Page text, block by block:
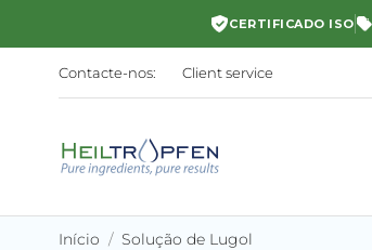
CERTIFICADO ISO
Contacte-nos: Client service
Início Solução de Lugol